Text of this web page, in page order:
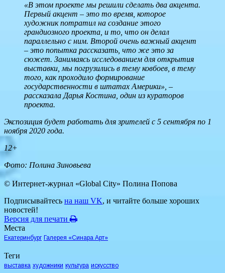
«В этом проекте мы решили сделать два акцента.
Первый акцент – это то время, которое
художник потратил на создание этого
грандиозного проекта, и то, что он делал
параллельно с ним. Второй очень важный акцент
– это попытка рассказать, что же это за
сюжет. Занимаясь исследованием для открытия
выставки, мы погрузились в тему ковбоев, в тему
того, как проходило формирование
государственности в штатах Америки», –
рассказала Дарья Костина, один из кураторов
проекта.
Экспозиция будет работать для зрителей с 5 сентября по 1
ноября 2020 года.
12+
Фото: Полина Зиновьева
© Интернет-журнал «Global City» Полина Попова
Подписывайтесь на наш VK, и читайте больше хороших
новостей!
Версия для печати
Места
Екатеринбург Галерея «Синара Арт»
Теги
выставка художники культура искусство